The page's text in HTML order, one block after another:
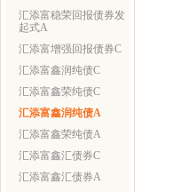
汇添富稳荣回报债券发
起式A
汇添富增强回报债券C
汇添富鑫润纯债C
汇添富鑫荣纯债C
汇添富鑫润纯债A
汇添富鑫荣纯债A
汇添富鑫汇债券C
汇添富鑫汇债券A